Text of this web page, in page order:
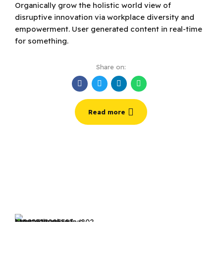
Organically grow the holistic world view of
disruptive innovation via workplace diversity and
empowerment. User generated content in real-time
for something.
Share on:
Read more